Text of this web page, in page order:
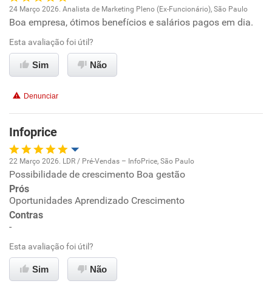
Oportunidade de promoção
Ambiente de trabalho
Benefícios
Recomenda esta empresa
Recomenda a diretoria
24 Março 2026. Analista de Marketing Pleno (Ex-Funcionário), São Paulo
Boa empresa, ótimos benefícios e salários pagos em dia.
Esta avaliação foi útil?
Sim Não
Denunciar
Infoprice
Oportunidade de promoção
Ambiente de trabalho
Benefícios
22 Março 2026. LDR / Pré-Vendas – InfoPrice, São Paulo
Possibilidade de crescimento Boa gestão
Prós
Oportunidades Aprendizado Crescimento
Contras
-
Esta avaliação foi útil?
Sim Não